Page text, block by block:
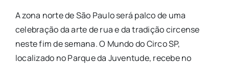
A zona norte de São Paulo será palco de uma
celebração da arte de rua e da tradição circense
neste fim de semana. O Mundo do Circo SP,
localizado no Parque da Juventude, recebe no